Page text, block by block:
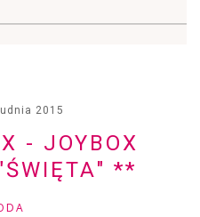
2015
- JOYBOX
**